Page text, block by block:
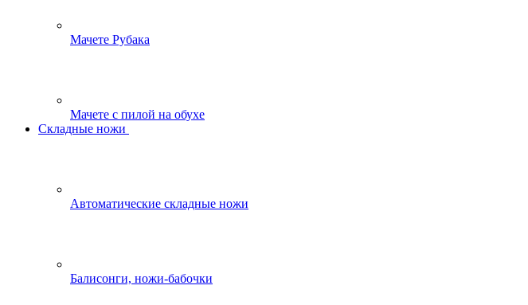
Мачете Рубака
Мачете с пилой на обухе
Складные ножи
Автоматические складные ножи
Балисонги, ножи-бабочки